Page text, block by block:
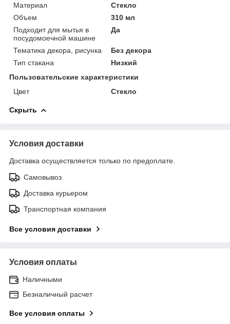
Материал
Стекло
Объем
310 мл
Подходит для мытья в
посудомоечной машине
Да
Тематика декора, рисунка
Без декора
Тип стакана
Низкий
Пользовательские характеристики
Цвет
Стекло
Скрыть
Условия доставки
Доставка осуществляется только по предоплате.
Самовывоз
Доставка курьером
Транспортная компания
Все условия доставки
Условия оплаты
Наличными
Безналичный расчет
Все условия оплаты